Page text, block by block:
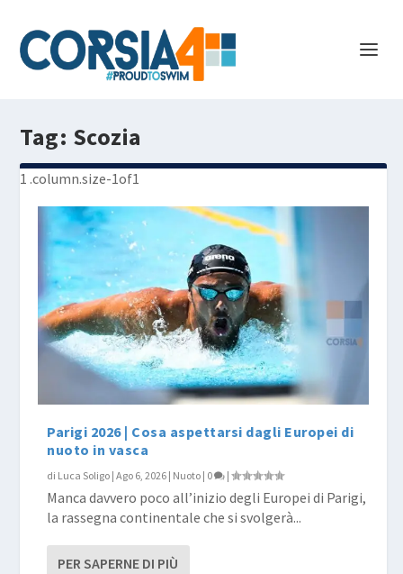
Tag: Scozia
Parigi 2026 | Cosa aspettarsi dagli Europei di
nuoto in vasca
di Luca Soligo |Ago 6, 2026 | Nuoto | 0 |
Manca davvero poco all’inizio degli Europei di Parigi,
la rassegna continentale che si svolgerà...
PER SAPERNE DI PIÙ